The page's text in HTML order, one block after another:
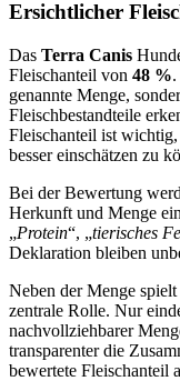
Ersichtlicher
Das Terra Canis
Fleischanteil von 48 %
genannte Menge,
Fleischbestandteile
Fleischanteil ist
besser einschätzen zu
Bei der Bewertung
Herkunft und Menge
„Protein“, „tierisches
Deklaration bleiben
Neben der Menge
zentrale Rolle. Nur
nachvollziehbarer
transparenter die
bewertete Fleischanteil